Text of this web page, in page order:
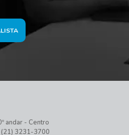
andar - Centro
3231-3700